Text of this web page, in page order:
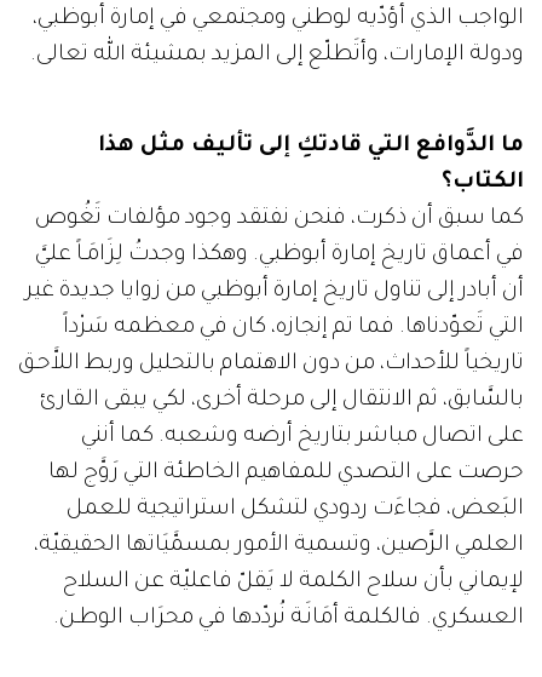
الواجب الذي أؤدّيه لوطني ومجتمعي في إمارة أبوظبي،
ودولة الإمارات، وأتَطلّع إلى المزيد بمشيئة الله تعالى.
ما الدَّوافع التي قادتكِ إلى تأليف مثل هذا
الكتاب؟
كما سبق أن ذكرت، فنحن نفتقد وجود مؤلفات تَغُوص
في أعماق تاريخ إمارة أبوظبي. وهكذا وجدتُ لِزَامَـاً عليَّ
أن أبادر إلى تناول تاريخ إمارة أبوظبي من زوايا جديدة غير
التي تَعوّدناها. فما تم إنجازه، كان في معظمه سَرْداً
تاريخياً للأحداث، من دون الاهتمام بالتحليل وربط اللاَّحـق
بالسَّابق، ثم الانتقال إلى مرحلة أخرى، لكي يبقى القارئ
على اتصال مباشر بتاريخ أرضه وشعبه. كما أنني
حرصت على التصدي للمفاهيم الخاطئة التي رَوَّج لها
البَعض، فجاءَت ردودي لتشكل استراتيجية للعمل
العلمي الرَّصين، وتسمية الأمور بمسمَّيَاتها الحقيقيّة،
لإيماني بأن سلاح الكلمة لا يَقلّ فاعليّة عن السلاح
العسكري. فالكلمة أمَانَـة نُردّدها في محرَاب الوطـن.